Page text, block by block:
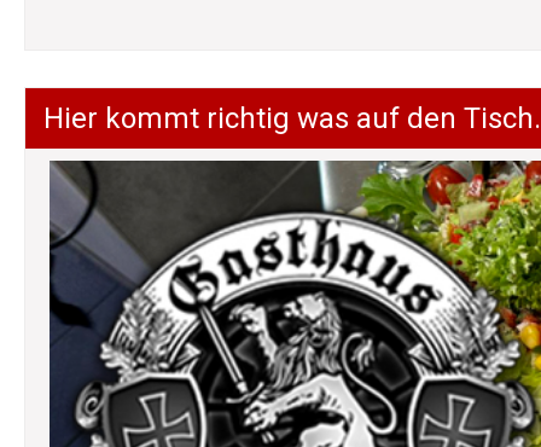
Hier kommt richtig was auf den Tisch.